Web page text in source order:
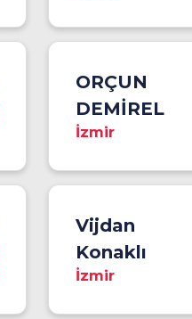
ORÇUN
DEMİREL
İzmir
Vijdan
Konaklı
İzmir